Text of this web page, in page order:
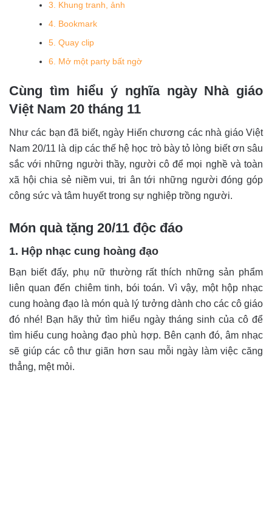
3. Khung tranh, ảnh
4. Bookmark
5. Quay clip
6. Mở một party bất ngờ
Cùng tìm hiểu ý nghĩa ngày Nhà giáo
Việt Nam 20 tháng 11
Như các bạn đã biết, ngày Hiến chương các nhà giáo Việt
Nam 20/11 là dịp các thế hệ học trò bày tỏ lòng biết ơn sâu
sắc với những người thầy, người cô để mọi nghề và toàn
xã hội chia sẻ niềm vui, tri ân tới những người đóng góp
công sức và tâm huyết trong sự nghiệp trồng người.
Món quà tặng 20/11 độc đáo
1. Hộp nhạc cung hoàng đạo
Bạn biết đấy, phụ nữ thường rất thích những sản phẩm
liên quan đến chiêm tinh, bói toán. Vì vậy, một hộp nhạc
cung hoàng đạo là món quà lý tưởng dành cho các cô giáo
đó nhé! Bạn hãy thử tìm hiểu ngày tháng sinh của cô để
tìm hiểu cung hoàng đạo phù hợp. Bên cạnh đó, âm nhạc
sẽ giúp các cô thư giãn hơn sau mỗi ngày làm việc căng
thẳng, mệt mỏi.